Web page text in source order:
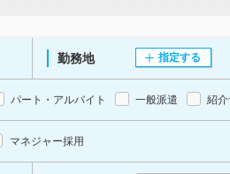
勤務地 指定する
パート・アルバイト 一般派遣 紹
マネジャー採用